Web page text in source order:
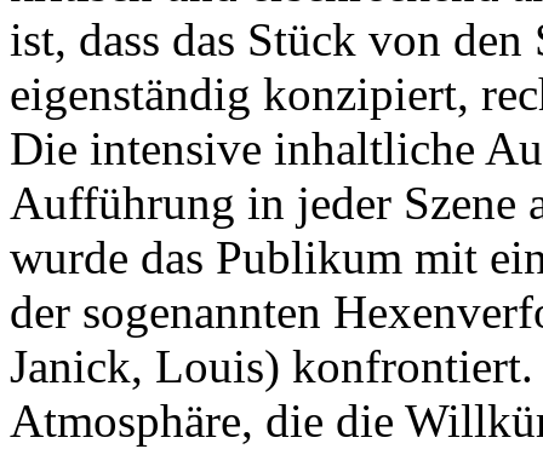
ist, dass das Stück von
eigenständig konzipiert,
Die intensive inhaltliche
Aufführung in jeder Szene
wurde das Publikum mit
der sogenannten
Janick, Louis)
Atmosphäre, die die